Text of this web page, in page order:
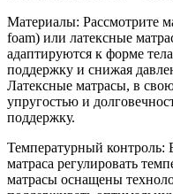
Материалы: Рассмотрите
foam) или латексные
адаптируются к форме
поддержку и снижая
Латексные матрасы, в
упругостью и
поддержку.
Температурный контроль:
матраса регулировать
матрасы оснащены